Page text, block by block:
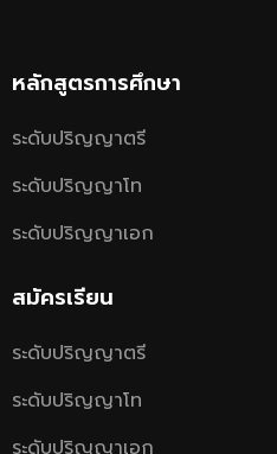
หลักสูตรการศึกษา
ระดับปริญญาตรี
ระดับปริญญาโท
ระดับปริญญาเอก
สมัครเรียน
ระดับปริญญาตรี
ระดับปริญญาโท
ระดับปริญญาเอก